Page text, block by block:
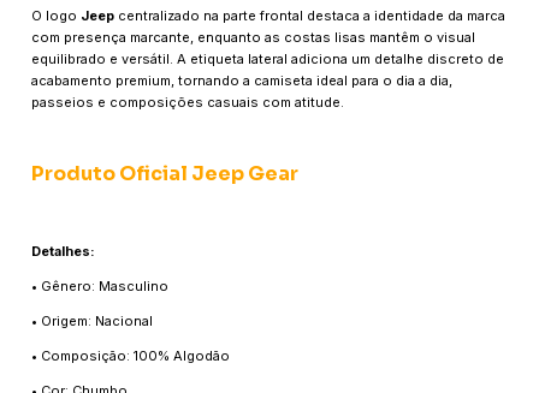
O logo Jeep centralizado na parte frontal destaca a identidade da marca
com presença marcante, enquanto as costas lisas mantêm o visual
equilibrado e versátil. A etiqueta lateral adiciona um detalhe discreto de
acabamento premium, tornando a camiseta ideal para o dia a dia,
passeios e composições casuais com atitude.
Produto Oficial Jeep Gear
Detalhes:
• Gênero: Masculino
• Origem: Nacional
• Composição: 100% Algodão